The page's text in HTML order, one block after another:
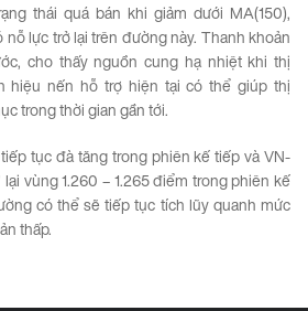
thái quá bán khi giảm dưới MA(150),
lực trở lại trên đường này. Thanh khoản
cho thấy nguồn cung hạ nhiệt khi thị
hiệu nến hỗ trợ hiện tại có thể giúp thị
trong thời gian gần tới.
tục đà tăng trong phiên kế tiếp và VN-
lại vùng 1.260 – 1.265 điểm trong phiên kế
có thể sẽ tiếp tục tích lũy quanh mức
thấp.